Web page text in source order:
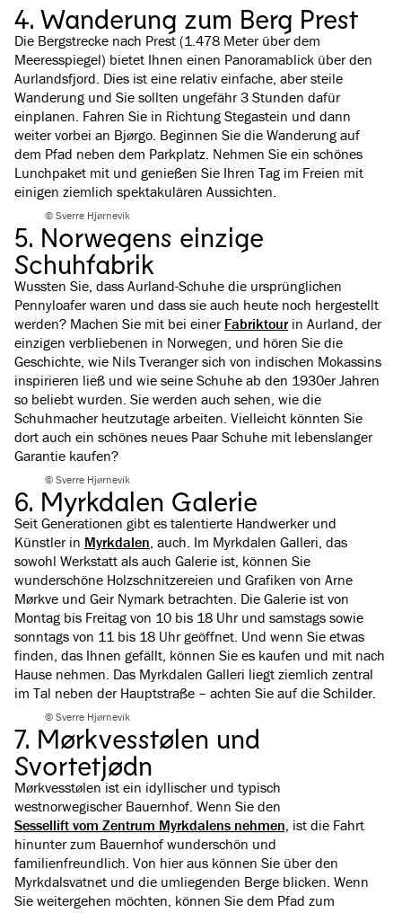
4. Wanderung zum Berg Prest
Die Bergstrecke nach Prest (1.478 Meter über dem
Meeresspiegel) bietet Ihnen einen Panoramablick über den
Aurlandsfjord. Dies ist eine relativ einfache, aber steile
Wanderung und Sie sollten ungefähr 3 Stunden dafür
einplanen. Fahren Sie in Richtung Stegastein und dann
weiter vorbei an Bjørgo. Beginnen Sie die Wanderung auf
dem Pfad neben dem Parkplatz. Nehmen Sie ein schönes
Lunchpaket mit und genießen Sie Ihren Tag im Freien mit
einigen ziemlich spektakulären Aussichten.
© Sverre Hjørnevik
5. Norwegens einzige
Schuhfabrik
Wussten Sie, dass Aurland-Schuhe die ursprünglichen
Pennyloafer waren und dass sie auch heute noch hergestellt
werden? Machen Sie mit bei einer Fabriktourin Aurland, der
einzigen verbliebenen in Norwegen, und hören Sie die
Geschichte, wie Nils Tveranger sich von indischen Mokassins
inspirieren ließ und wie seine Schuhe ab den 1930er Jahren
so beliebt wurden. Sie werden auch sehen, wie die
Schuhmacher heutzutage arbeiten. Vielleicht könnten Sie
dort auch ein schönes neues Paar Schuhe mit lebenslanger
Garantie kaufen?
© Sverre Hjørnevik
6. Myrkdalen Galerie
Seit Generationen gibt es talentierte Handwerker und
Künstler in Myrkdalen , auch. Im Myrkdalen Galleri, das
sowohl Werkstatt als auch Galerie ist, können Sie
wunderschöne Holzschnitzereien und Grafiken von Arne
Mørkve und Geir Nymark betrachten. Die Galerie ist von
Montag bis Freitag von 10 bis 18 Uhr und samstags sowie
sonntags von 11 bis 18 Uhr geöffnet. Und wenn Sie etwas
finden, das Ihnen gefällt, können Sie es kaufen und mit nach
Hause nehmen. Das Myrkdalen Galleri liegt ziemlich zentral
im Tal neben der Hauptstraße – achten Sie auf die Schilder.
© Sverre Hjørnevik
7. Mørkvesstølen und
Svortetjødn
Mørkvesstølen ist ein idyllischer und typisch
westnorwegischer Bauernhof. Wenn Sie den
Sessellift vom Zentrum Myrkdalens nehmen, ist die Fahrt
hinunter zum Bauernhof wunderschön und
familienfreundlich. Von hier aus können Sie über den
Myrkdalsvatnet und die umliegenden Berge blicken. Wenn
Sie weitergehen möchten, können Sie dem Pfad zum